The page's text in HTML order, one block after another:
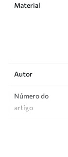
Material
Autor
Número do
artigo